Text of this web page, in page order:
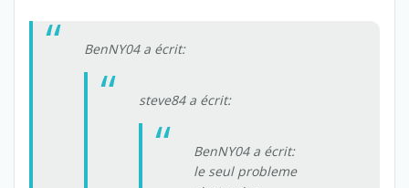
BenNY04 a écrit:
steve84 a écrit:
BenNY04 a écrit:
le seul probleme